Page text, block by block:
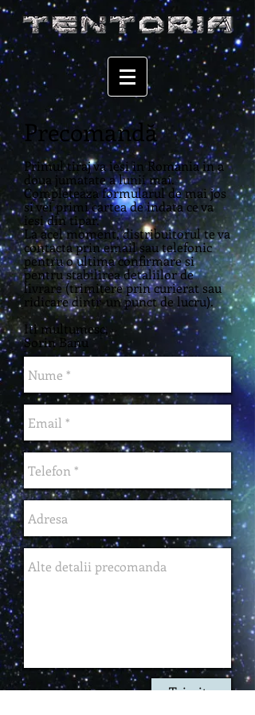
Precomandă
Primul tiraj va iesi in Romania in a
doua jumatate a lunii mai.
Completeaza formularul de mai jos
si vei primi cartea de indata ce va
iesi din tipar.
La acel moment, distribuitorul te va
contacta prin email sau telefonic
pentru o ultima confirmare si
pentru stabilirea detaliilor de
livrare (trimitere prin curierat sau
ridicare dintr-un punct de lucru).
Iti multumesc,
Sorin Banu
Trimite